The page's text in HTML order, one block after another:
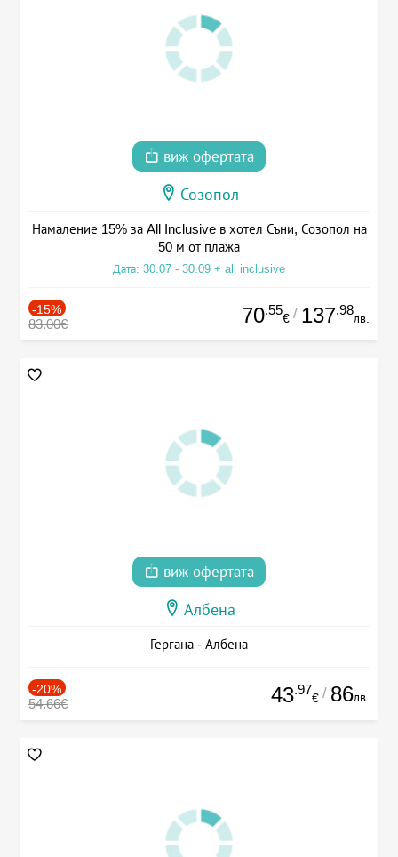
виж офертата
Созопол
Намаление 15% за All Inclusive в хотел Съни, Созопол на
50 м от плажа
Дата: 30.07 - 30.09 + all inclusive
-15%
83.00€ 70.55
€ / 137.98
лв.
виж офертата
Албена
Гергана - Албена
-20%
54.66€ 43.97
€ / 86лв.